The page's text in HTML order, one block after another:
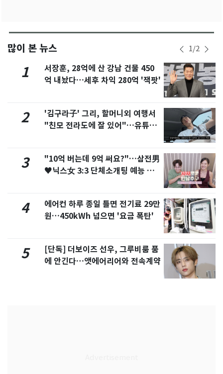
많이 본 뉴스 1/2
1
서장훈, 28억에 산 강남 건물 450
억 내놨다…세후 차익 280억 '잭팟'
2
'김구라子' 그리, 할머니외 여행서
"친모 전라도에 잘 있어"…유튜브
3
"10억 버는데 9억 써요?"…삼전男
♥닉스女 3:3 단체소개팅 예능 화
4
에어컨 하루 종일 틀면 전기료 29만
원…450kWh 넘으면 '요금 폭탄'
5
[단독] 더보이즈 선우, 그루비룸 품
에 안긴다…앳에어리어와 전속계약